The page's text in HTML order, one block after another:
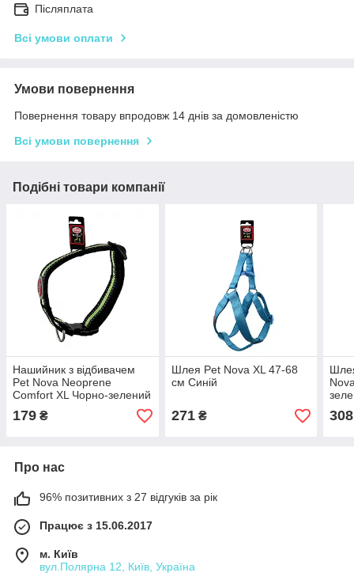
Післяплата
Всі умови оплати
Умови повернення
Повернення товару впродовж 14 днів за домовленістю
Всі умови повернення
Подібні товари компанії
Нашийник з відбивачем
Pet Nova Neoprene
Comfort XL Чорно-зелений
179 ₴
Шлея Pet Nova XL 47-68
см Синій
271₴ 308
Про нас
96% позитивних з 27 відгуків за рік
Працює з 15.06.2017
м. Київ
вул.Полярна 12, Київ, Україна